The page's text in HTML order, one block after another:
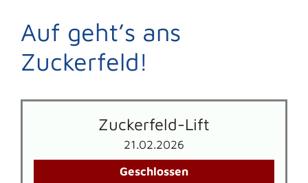
Auf geht’s ans
Zuckerfeld!
Zuckerfeld-Lift
21.02.2026
Geschlossen